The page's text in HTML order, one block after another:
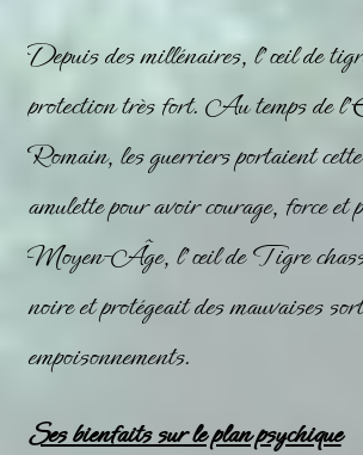
Depuis des millénaires, l’œil de
protection très fort. Au temps de
Romain, les guerriers portaient
amulette pour avoir courage, force
Moyen-Âge, l’œil de Tigre
noire et protégeait des mauvaises
empoisonnements.
Ses bienfaits sur le plan psychique